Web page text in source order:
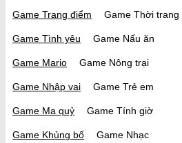
Game Trang điểm Game Thời trang
Game Tình yêu Game Nấu ăn
Game Mario Game Nông trại
Game Nhập vai Game Trẻ em
Game Ma quỷ Game Tính giờ
Game Khủng bố Game Nhạc